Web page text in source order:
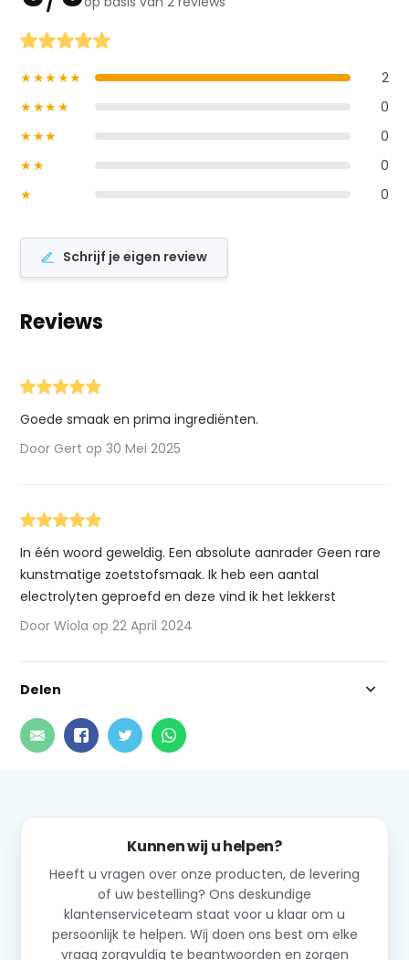
★★★★★
2
★★★★
0
★★★
0
★★
0
★
0
Schrijf je eigen review
Reviews
Goede smaak en prima ingrediënten.
Door Gert op 30 Mei 2025
In één woord geweldig. Een absolute aanrader Geen rare
kunstmatige zoetstofsmaak. Ik heb een aantal
electrolyten geproefd en deze vind ik het lekkerst
Door Wiola op 22 April 2024
Delen
Kunnen wij u helpen?
Heeft u vragen over onze producten, de levering
of uw bestelling? Ons deskundige
klantenserviceteam staat voor u klaar om u
persoonlijk te helpen. Wij doen ons best om elke
vraag zorgvuldig te beantwoorden en zorgen